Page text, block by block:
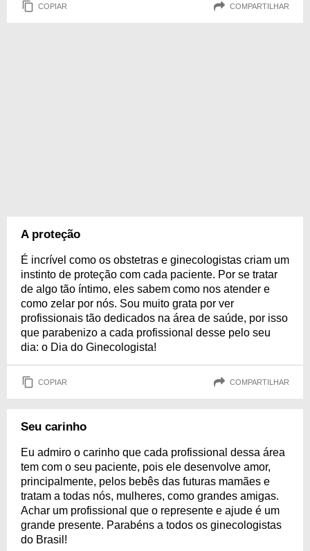
COPIAR COMPARTILHAR
A proteção
É incrível como os obstetras e ginecologistas criam um
instinto de proteção com cada paciente. Por se tratar
de algo tão íntimo, eles sabem como nos atender e
como zelar por nós. Sou muito grata por ver
profissionais tão dedicados na área de saúde, por isso
que parabenizo a cada profissional desse pelo seu
dia: o Dia do Ginecologista!
COPIAR COMPARTILHAR
Seu carinho
Eu admiro o carinho que cada profissional dessa área
tem com o seu paciente, pois ele desenvolve amor,
principalmente, pelos bebês das futuras mamães e
tratam a todas nós, mulheres, como grandes amigas.
Achar um profissional que o represente e ajude é um
grande presente. Parabéns a todos os ginecologistas
do Brasil!